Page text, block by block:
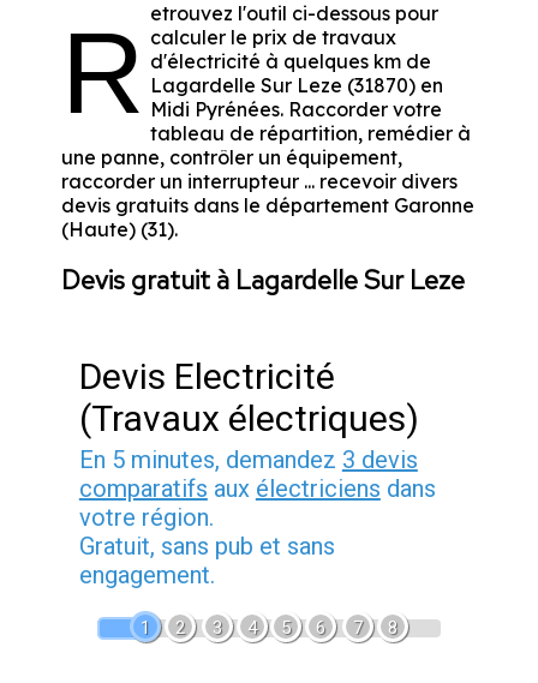
R etrouvez l'outil ci-dessous pour
calculer le prix de travaux
d'électricité à quelques km de
Lagardelle Sur Leze (31870) en
Midi Pyrénées. Raccorder votre
tableau de répartition, remédier à
une panne, contrôler un équipement,
raccorder un interrupteur ... recevoir divers
devis gratuits dans le département Garonne
(Haute) (31).
Devis gratuit à Lagardelle Sur Leze
Devis Electricité
(Travaux électriques)
En 5 minutes, demandez 3 devis
comparatifs aux électriciens dans
votre région.
Gratuit, sans pub et sans
engagement.
1 2 3 4 5 6 7 8